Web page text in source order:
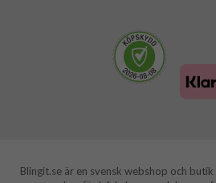
Blingit.se är en svensk webshop och